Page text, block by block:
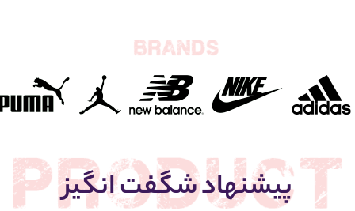
پیشنهاد شگفت انگیز